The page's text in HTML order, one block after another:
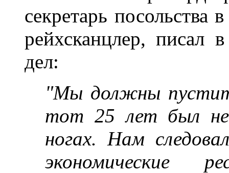
секретарь посольства
рейхсканцлер, писал
дел:
"Мы должны
тот 25 лет был
ногах. Нам
экономические